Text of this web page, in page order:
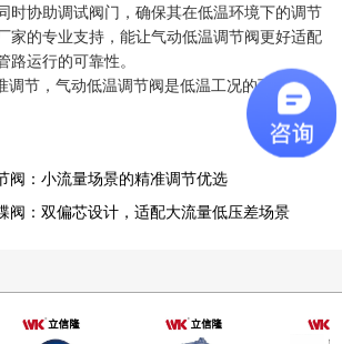
时协助调试阀门，确保其在低温环境下的调节
家的专业支持，能让气动低温调节阀更好适配
路运行的可靠性。
调节，气动低温调节阀是低温工况的可靠选
阀：小流量场景的精准调节优选
阀：双偏芯设计，适配大流量低压差场景